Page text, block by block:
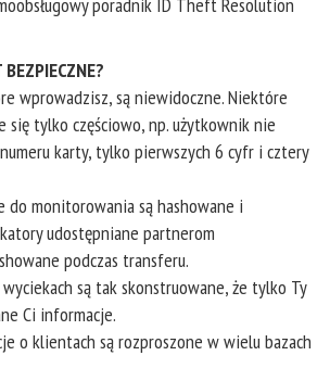
poradnik ID Theft Resolution
wprowadzisz, są niewidoczne. Niektóre
tylko częściowo, np. użytkownik nie
karty, tylko pierwszych 6 cyfr i cztery
do monitorowania są hashowane i
udostępniane partnerom
podczas transferu.
są tak skonstruowane, że tylko Ty
Ci informacje.
o klientach są rozproszone w wielu bazach